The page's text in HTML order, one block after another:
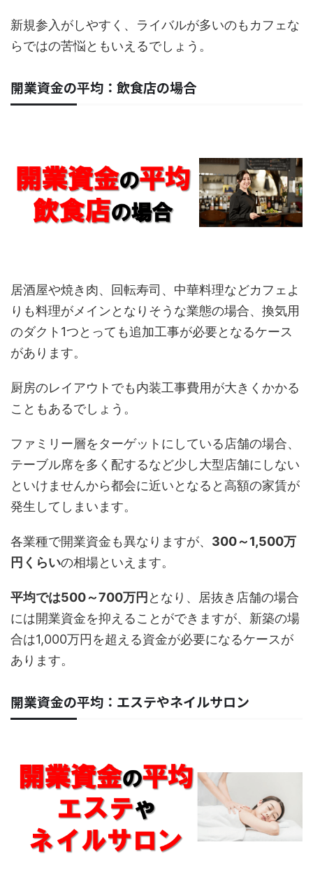
新規参入がしやすく、ライバルが多いのもカフェな
らではの苦悩ともいえるでしょう。
開業資金の平均：飲食店の場合
居酒屋や焼き肉、回転寿司、中華料理などカフェよ
りも料理がメインとなりそうな業態の場合、換気用
のダクト1つとっても追加工事が必要となるケース
があります。
厨房のレイアウトでも内装工事費用が大きくかかる
こともあるでしょう。
ファミリー層をターゲットにしている店舗の場合、
テーブル席を多く配するなど少し大型店舗にしない
といけませんから都会に近いとなると高額の家賃が
発生してしまいます。
各業種で開業資金も異なりますが、 300～1,500万
円くらいの相場といえます。
平均では500～700万円 となり、居抜き店舗の場合
には開業資金を抑えることができますが、新築の場
合は1,000万円を超える資金が必要になるケースが
あります。
開業資金の平均：エステやネイルサロン